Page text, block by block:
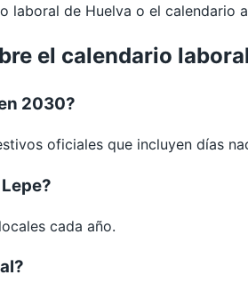
laboral de Huelva o el calendario
el calendario
2030?
oficiales que incluyen días
cada año.